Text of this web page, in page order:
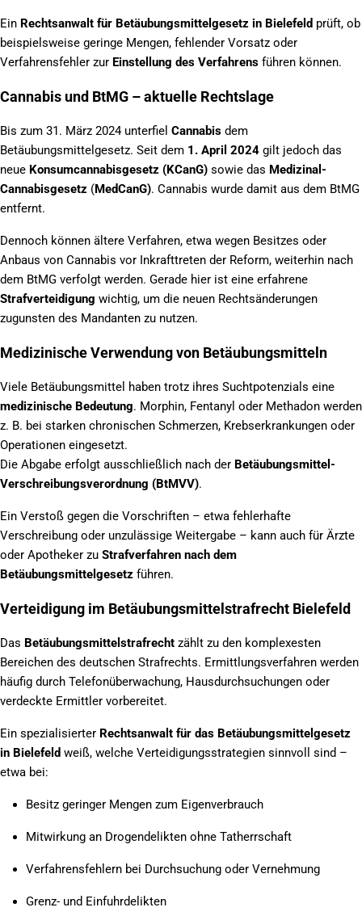
Ein Rechtsanwalt für Betäubungsmittelgesetz in Bielefeld prüft, ob
beispielsweise geringe Mengen, fehlender Vorsatz oder
Verfahrensfehler zur Einstellung des Verfahrens führen können.
Cannabis und BtMG – aktuelle Rechtslage
Bis zum 31. März 2024 unterfiel Cannabis dem
Betäubungsmittelgesetz. Seit dem 1. April 2024 gilt jedoch das
neue Konsumcannabisgesetz (KCanG) sowie das Medizinal-
Cannabisgesetz (MedCanG). Cannabis wurde damit aus dem BtMG
entfernt.
Dennoch können ältere Verfahren, etwa wegen Besitzes oder
Anbaus von Cannabis vor Inkrafttreten der Reform, weiterhin nach
dem BtMG verfolgt werden. Gerade hier ist eine erfahrene
Strafverteidigung wichtig, um die neuen Rechtsänderungen
zugunsten des Mandanten zu nutzen.
Medizinische Verwendung von Betäubungsmitteln
Viele Betäubungsmittel haben trotz ihres Suchtpotenzials eine
medizinische Bedeutung. Morphin, Fentanyl oder Methadon werden
z. B. bei starken chronischen Schmerzen, Krebserkrankungen oder
Operationen eingesetzt.
Die Abgabe erfolgt ausschließlich nach der Betäubungsmittel-
Verschreibungsverordnung (BtMVV).
Ein Verstoß gegen die Vorschriften – etwa fehlerhafte
Verschreibung oder unzulässige Weitergabe – kann auch für Ärzte
oder Apotheker zu Strafverfahren nach dem
Betäubungsmittelgesetz führen.
Verteidigung im Betäubungsmittelstrafrecht Bielefeld
Das Betäubungsmittelstrafrecht zählt zu den komplexesten
Bereichen des deutschen Strafrechts. Ermittlungsverfahren werden
häufig durch Telefonüberwachung, Hausdurchsuchungen oder
verdeckte Ermittler vorbereitet.
Ein spezialisierter Rechtsanwalt für das Betäubungsmittelgesetz
in Bielefeld weiß, welche Verteidigungsstrategien sinnvoll sind –
etwa bei:
Besitz geringer Mengen zum Eigenverbrauch
Mitwirkung an Drogendelikten ohne Tatherrschaft
Verfahrensfehlern bei Durchsuchung oder Vernehmung
Grenz- und Einfuhrdelikten